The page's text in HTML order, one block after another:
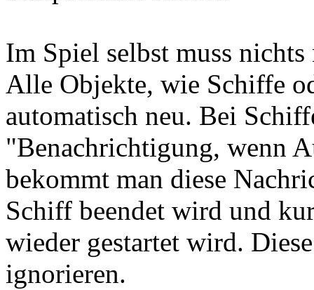
Im Spiel selbst muss
Alle Objekte, wie Schiffe
automatisch neu. Bei
"Benachrichtigung, wenn
bekommt man diese
Schiff beendet wird und
wieder gestartet wird.
ignorieren.